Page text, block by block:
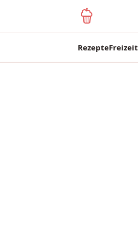
RezepteFreizeit